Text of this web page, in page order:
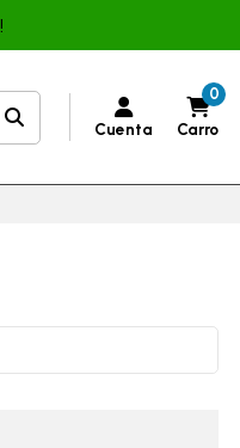
Cuenta
0
Carro